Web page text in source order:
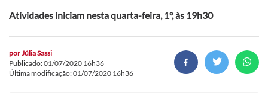
Atividades iniciam nesta quarta-feira, 1º, às 19h30
porJúlia Sassi
Publicado: 01/07/2020 16h36
Última modificação: 01/07/2020 16h36